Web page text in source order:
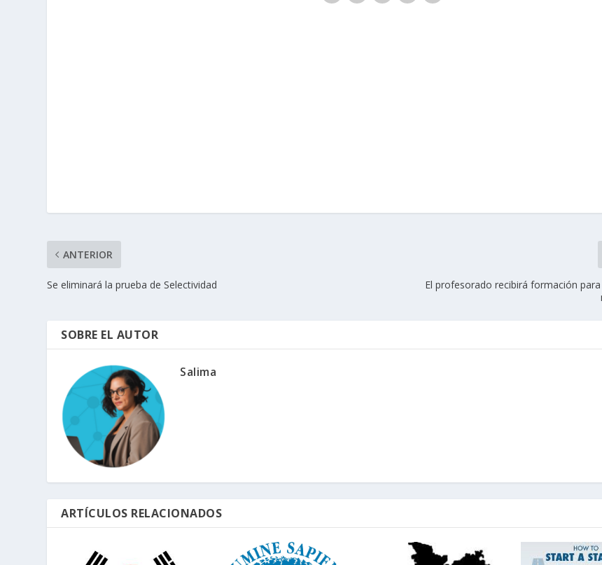
ANTERIOR
Se eliminará la prueba de Selectividad
El profesorado recibirá formación
SOBRE EL AUTOR
Salima
ARTÍCULOS RELACIONADOS